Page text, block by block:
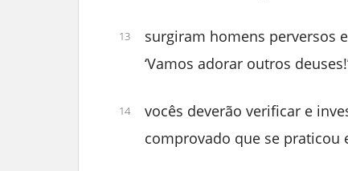
13
surgiram homens perversos
‘Vamos adorar outros
14
vocês deverão verificar e
comprovado que se praticou